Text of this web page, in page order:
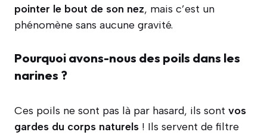
pointer le bout de son nez, mais c’est un
phénomène sans aucune gravité.
Pourquoi avons-nous des poils dans les
narines ?
Ces poils ne sont pas là par hasard, ils sont vos
gardes du corps naturels ! Ils servent de filtre